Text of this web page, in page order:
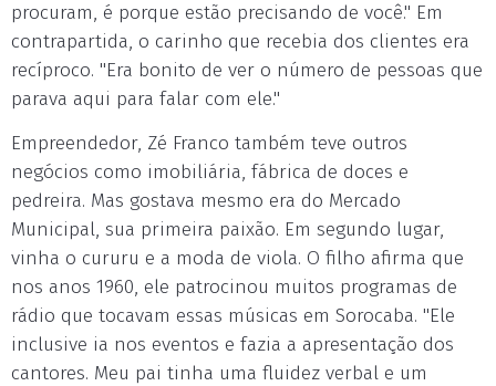
procuram, é porque estão precisando de você." Em
contrapartida, o carinho que recebia dos clientes era
recíproco. "Era bonito de ver o número de pessoas que
parava aqui para falar com ele."
Empreendedor, Zé Franco também teve outros
negócios como imobiliária, fábrica de doces e
pedreira. Mas gostava mesmo era do Mercado
Municipal, sua primeira paixão. Em segundo lugar,
vinha o cururu e a moda de viola. O filho afirma que
nos anos 1960, ele patrocinou muitos programas de
rádio que tocavam essas músicas em Sorocaba. "Ele
inclusive ia nos eventos e fazia a apresentação dos
cantores. Meu pai tinha uma fluidez verbal e um